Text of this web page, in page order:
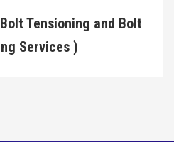
Tensioning and Bolt
Services )